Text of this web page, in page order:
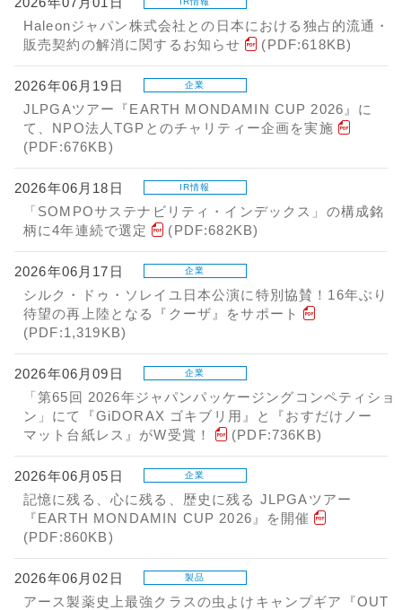
Haleonジャパン株式会社との日本における独占的流通・
販売契約の解消に関するお知らせ
(PDF:618KB)
2026年06月19日 企業
JLPGAツアー『EARTH MONDAMIN CUP 2026』に
て、NPO法人TGPとのチャリティー企画を実施
(PDF:676KB)
2026年06月18日 IR情報
「SOMPOサステナビリティ・インデックス」の構成銘
柄に4年連続で選定
(PDF:682KB)
2026年06月17日 企業
シルク・ドゥ・ソレイユ日本公演に特別協賛！16年ぶり
待望の再上陸となる『クーザ』をサポート
(PDF:1,319KB)
2026年06月09日 企業
「第65回 2026年ジャパンパッケージングコンペティショ
ン」にて『GiDORAX ゴキブリ用』と『おすだけノー
マット台紙レス』がW受賞！
(PDF:736KB)
2026年06月05日 企業
記憶に残る、心に残る、歴史に残る JLPGAツアー
『EARTH MONDAMIN CUP 2026』を開催
(PDF:860KB)
2026年06月02日 製品
アース製薬史上最強クラスの虫よけキャンプギア『OUT